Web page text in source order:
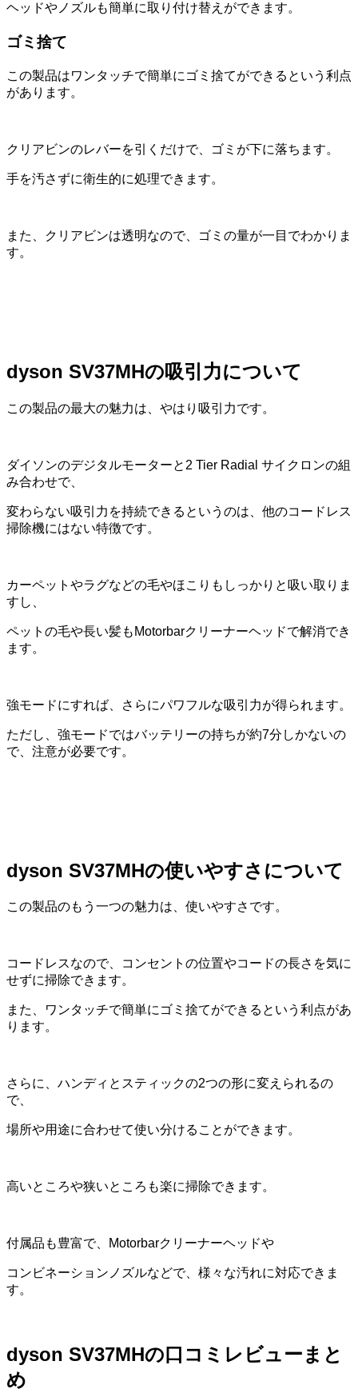
ヘッドやノズルも簡単に取り付け替えができます。
ゴミ捨て
この製品はワンタッチで簡単にゴミ捨てができるという利点
があります。
クリアビンのレバーを引くだけで、ゴミが下に落ちます。
手を汚さずに衛生的に処理できます。
また、クリアビンは透明なので、ゴミの量が一目でわかりま
す。
dyson SV37MHの吸引力について
この製品の最大の魅力は、やはり吸引力です。
ダイソンのデジタルモーターと2 Tier Radial サイクロンの組
み合わせで、
変わらない吸引力を持続できるというのは、他のコードレス
掃除機にはない特徴です。
カーペットやラグなどの毛やほこりもしっかりと吸い取りま
すし、
ペットの毛や長い髪もMotorbarクリーナーヘッドで解消でき
ます。
強モードにすれば、さらにパワフルな吸引力が得られます。
ただし、強モードではバッテリーの持ちが約7分しかないの
で、注意が必要です。
dyson SV37MHの使いやすさについて
この製品のもう一つの魅力は、使いやすさです。
コードレスなので、コンセントの位置やコードの長さを気に
せずに掃除できます。
また、ワンタッチで簡単にゴミ捨てができるという利点があ
ります。
さらに、ハンディとスティックの2つの形に変えられるの
で、
場所や用途に合わせて使い分けることができます。
高いところや狭いところも楽に掃除できます。
付属品も豊富で、Motorbarクリーナーヘッドや
コンビネーションノズルなどで、様々な汚れに対応できま
す。
dyson SV37MHの口コミレビューまと
め